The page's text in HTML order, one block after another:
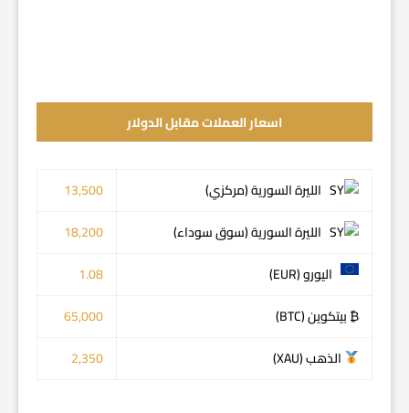
اسعار العملات مقابل الدولار
الليرة السورية (مركزي)
13,500
الليرة السورية (سوق سوداء)
18,200
اليورو (EUR)
1.08
₿ بيتكوين (BTC)
65,000
الذهب (XAU)
2,350